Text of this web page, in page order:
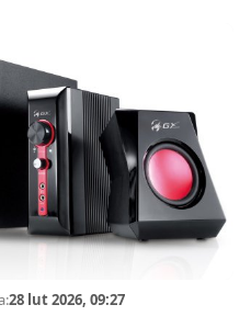
28 lut 2026, 09:27